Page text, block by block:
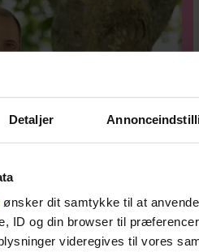
Detaljer
ønsker dit samtykke til at
ID og din browser til
videregives til vores
Lars Rasmussen havde